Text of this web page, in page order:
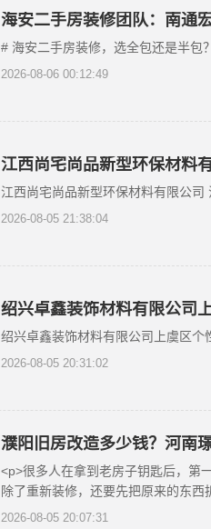
海安二手房装修团队：南通
# 海安二手房装修，选全包还是半包
2026-08-06 00:12:49
江西尚宅尚品新型环保材料
江西尚宅尚品新型环保材料有限公司
2026-08-05 21:38:04
绍兴卓鑫装饰材料有限公司
绍兴卓鑫装饰材料有限公司上虞区个
2026-08-05 20:31:02
濮阳旧房改造多少钱？河南
<p>很多人在拿到老房子钥匙后，第
除了重新装修，还要先把原来的东西
2026-08-05 20:07:31